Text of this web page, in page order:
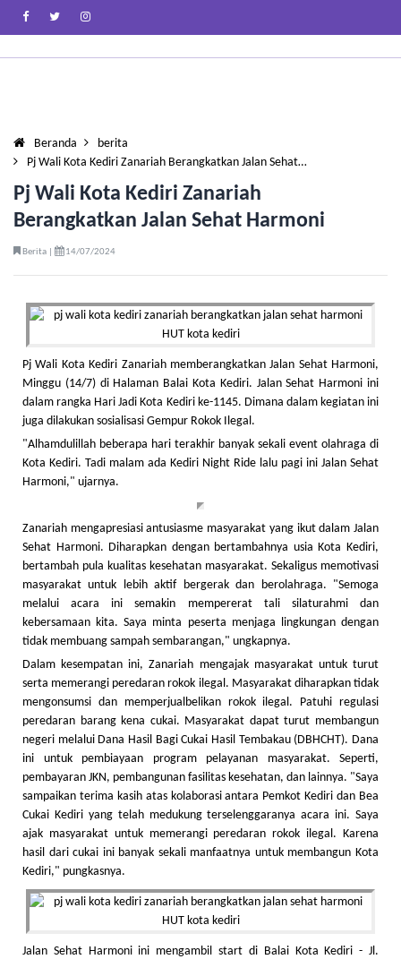
Beranda
berita
Pj Wali Kota Kediri Zanariah Berangkatkan Jalan Sehat…
Pj Wali Kota Kediri Zanariah
Berangkatkan Jalan Sehat Harmoni
Berita | 14/07/2024
Pj Wali Kota Kediri Zanariah memberangkatkan Jalan Sehat Harmoni,
Minggu (14/7) di Halaman Balai Kota Kediri. Jalan Sehat Harmoni ini
dalam rangka Hari Jadi Kota Kediri ke-1145. Dimana dalam kegiatan ini
juga dilakukan sosialisasi Gempur Rokok Ilegal.
"Alhamdulillah beberapa hari terakhir banyak sekali event olahraga di
Kota Kediri. Tadi malam ada Kediri Night Ride lalu pagi ini Jalan Sehat
Harmoni," ujarnya.
Zanariah mengapresiasi antusiasme masyarakat yang ikut dalam Jalan
Sehat Harmoni. Diharapkan dengan bertambahnya usia Kota Kediri,
bertambah pula kualitas kesehatan masyarakat. Sekaligus memotivasi
masyarakat untuk lebih aktif bergerak dan berolahraga. "Semoga
melalui acara ini semakin mempererat tali silaturahmi dan
kebersamaan kita. Saya minta peserta menjaga lingkungan dengan
tidak membuang sampah sembarangan," ungkapnya.
Dalam kesempatan ini, Zanariah mengajak masyarakat untuk turut
serta memerangi peredaran rokok ilegal. Masyarakat diharapkan tidak
mengonsumsi dan memperjualbelikan rokok ilegal. Patuhi regulasi
peredaran barang kena cukai. Masyarakat dapat turut membangun
negeri melalui Dana Hasil Bagi Cukai Hasil Tembakau (DBHCHT). Dana
ini untuk pembiayaan program pelayanan masyarakat. Seperti,
pembayaran JKN, pembangunan fasilitas kesehatan, dan lainnya. "Saya
sampaikan terima kasih atas kolaborasi antara Pemkot Kediri dan Bea
Cukai Kediri yang telah medukung terselenggaranya acara ini. Saya
ajak masyarakat untuk memerangi peredaran rokok ilegal. Karena
hasil dari cukai ini banyak sekali manfaatnya untuk membangun Kota
Kediri," pungkasnya.
Jalan Sehat Harmoni ini mengambil start di Balai Kota Kediri - Jl.